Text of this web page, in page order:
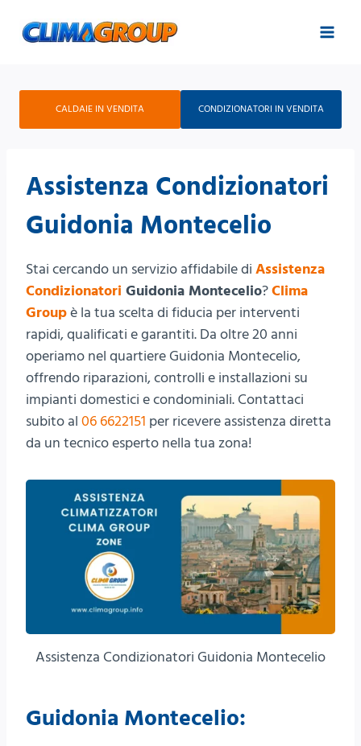
CALDAIE IN VENDITA CONDIZIONATORI IN VENDITA
Assistenza Condizionatori
Guidonia Montecelio
Stai cercando un servizio affidabile di Assistenza
Condizionatori Guidonia Montecelio?Clima
Groupè la tua scelta di fiducia per interventi
rapidi, qualificati e garantiti. Da oltre 20 anni
operiamo nel quartiere Guidonia Montecelio,
offrendo riparazioni, controlli e installazioni su
impianti domestici e condominiali. Contattaci
subito al 06 6622151 per ricevere assistenza diretta
da un tecnico esperto nella tua zona!
Assistenza Condizionatori Guidonia Montecelio
Guidonia Montecelio: